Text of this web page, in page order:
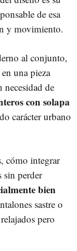
de esa
y movimiento.
al conjunto,
una pieza
necesidad de
con solapa
carácter urbano
cómo integrar
sin perder
bien
sastre o
pero